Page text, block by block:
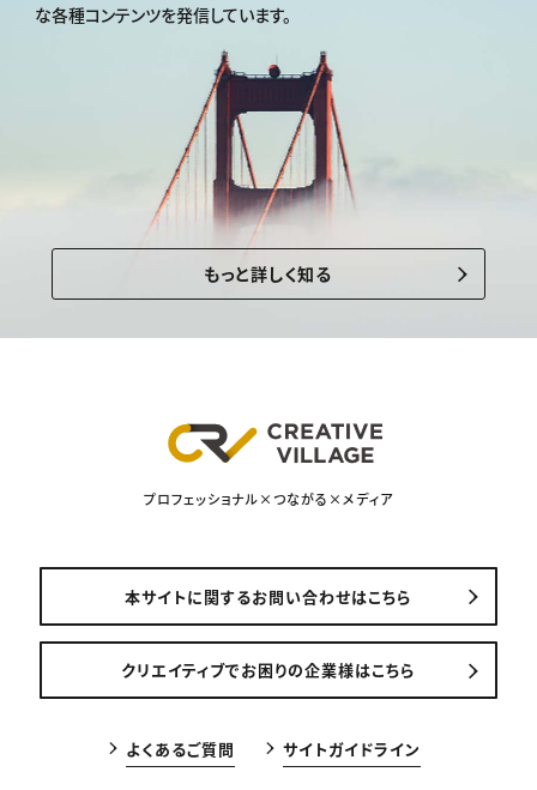
な各種コンテンツを発信しています。
もっと詳しく知る
プロフェッショナル×つながる×メディア
本サイトに関するお問い合わせはこちら
クリエイティブでお困りの企業様はこちら
よくあるご質問 サイトガイドライン